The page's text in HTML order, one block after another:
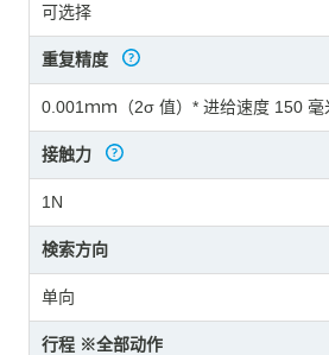
可选择
重复精度
0.001ｍｍ（2σ 值）* 进给速度 150 毫
接触力
1N
検索方向
单向
行程 ※全部动作